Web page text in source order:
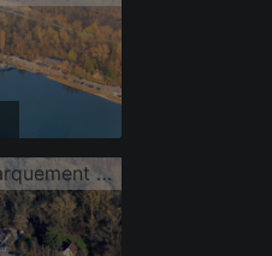
Point d'embarquement du ferry du Rhin à destination de Leimerheim et du restaurant Rheinblick